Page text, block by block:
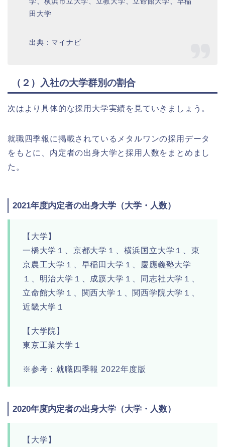
田大学
出典：マイナビ
（２）入社の大学群別の割合
次はより具体的な採用大学実績を見ていきましょう。
就職四季報に掲載されているメタルワンの採用データ
をもとに、内定者の出身大学と採用人数をまとめまし
た。
2021年度内定者の出身大学（大学・人数）
【大学】
一橋大学１、京都大学１、横浜国立大学１、東
京農工大学１、早稲田大学１、慶應義塾大学
１、明治大学１、成蹊大学１、同志社大学１、
立命館大学１、関西大学１、関西学院大学１、
近畿大学１
【大学院】
東京工業大学１
※参考：就職四季報 2022年度版
2020年度内定者の出身大学（大学・人数）
【大学】